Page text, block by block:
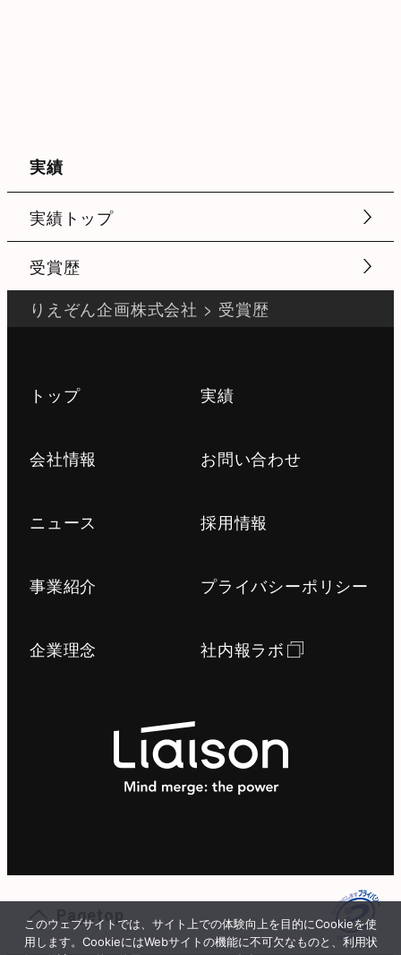
実績
実績トップ
受賞歴
りえぞん企画株式会社 > 受賞歴
トップ
会社情報
ニュース
事業紹介
企業理念
実績
お問い合わせ
採用情報
プライバシーポリシー
社内報ラボ
Pagetop
このウェブサイトでは、サイト上での体験向上を目的にCookieを使
用します。CookieにはWebサイトの機能に不可欠なものと、利用状